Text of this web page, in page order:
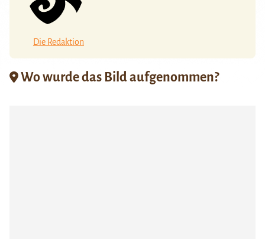
Die Redaktion
Wo wurde das Bild aufgenommen?